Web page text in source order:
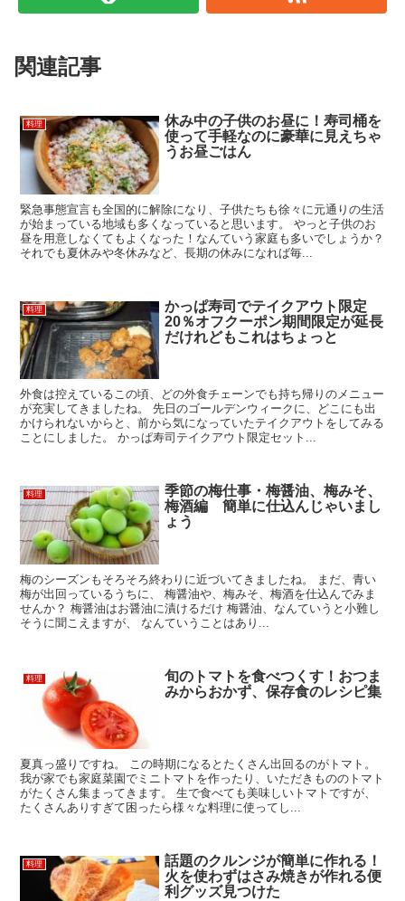
関連記事
料理
休み中の子供のお昼に！寿司桶を
使って手軽なのに豪華に見えちゃ
うお昼ごはん
緊急事態宣言も全国的に解除になり、子供たちも徐々に元通りの生活
が始まっている地域も多くなっていると思います。 やっと子供のお
昼を用意しなくてもよくなった！なんていう家庭も多いでしょうか？
それでも夏休みや冬休みなど、長期の休みになれば毎...
料理
かっぱ寿司でテイクアウト限定
20％オフクーポン期間限定が延長
だけれどもこれはちょっと
外食は控えているこの頃、どの外食チェーンでも持ち帰りのメニュー
が充実してきましたね。 先日のゴールデンウィークに、どこにも出
かけられないからと、前から気になっていたテイクアウトをしてみる
ことにしました。 かっぱ寿司テイクアウト限定セット...
料理
季節の梅仕事・梅醤油、梅みそ、
梅酒編 簡単に仕込んじゃいまし
ょう
梅のシーズンもそろそろ終わりに近づいてきましたね。 まだ、青い
梅が出回っているうちに、 梅醤油や、梅みそ、梅酒を仕込んでみま
せんか？ 梅醤油はお醤油に漬けるだけ 梅醤油、なんていうと小難し
そうに聞こえますが、 なんていうことはあり...
料理
旬のトマトを食べつくす！おつま
みからおかず、保存食のレシピ集
夏真っ盛りですね。 この時期になるとたくさん出回るのがトマト。
我が家でも家庭菜園でミニトマトを作ったり、いただきもののトマト
がたくさん集まってきます。 生で食べても美味しいトマトですが、
たくさんありすぎて困ったら様々な料理に使ってし...
料理
話題のクルンジが簡単に作れる！
火を使わずはさみ焼きが作れる便
利グッズ見つけた